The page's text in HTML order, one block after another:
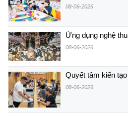
08-06-2026
Ứng dụng nghệ
08-06-2026
Quyết tâm kiến
08-06-2026